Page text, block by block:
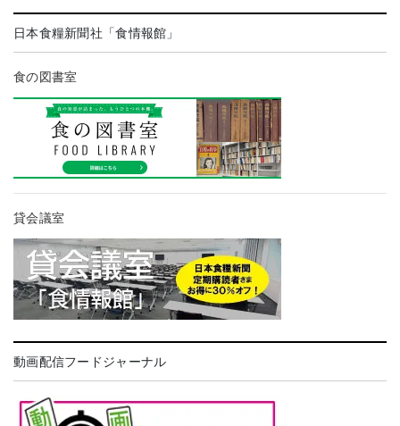
日本食糧新聞社「食情報館」
食の図書室
貸会議室
動画配信フードジャーナル